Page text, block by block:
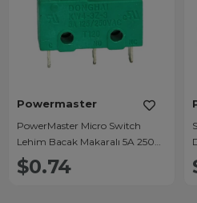
Powermaster
PowerMaster Micro Switch
Lehim Bacak Makaralı 5A 250
Vac IC-168
$0.74